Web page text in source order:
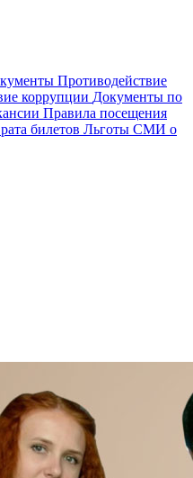
Противодействие
коррупции Документы по
Правила посещения
билетов Льготы СМИ о